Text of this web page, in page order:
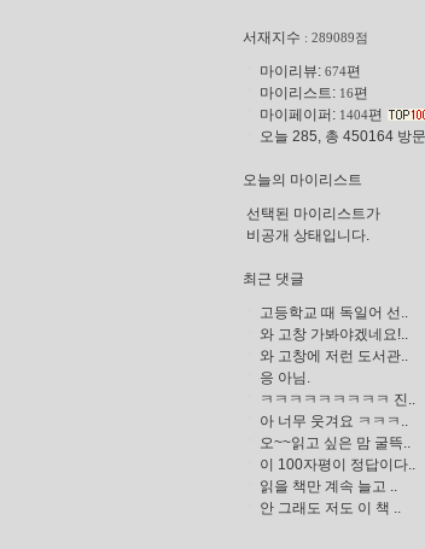
서재지수 : 289089점
마이리뷰: 674편
마이리스트: 16편
마이페이퍼: 1404편
오늘 285, 총 450164 방문
오늘의 마이리스트
선택된 마이리스트가
비공개 상태입니다.
최근 댓글
고등학교 때 독일어 선..
와 고창 가봐야겠네요!..
와 고창에 저런 도서관..
응 아님.
ㅋㅋㅋㅋㅋㅋㅋㅋㅋ 진..
아 너무 웃겨요 ㅋㅋㅋ..
오~~읽고 싶은 맘 굴뜩..
이 100자평이 정답이다..
읽을 책만 계속 늘고 ..
안 그래도 저도 이 책 ..